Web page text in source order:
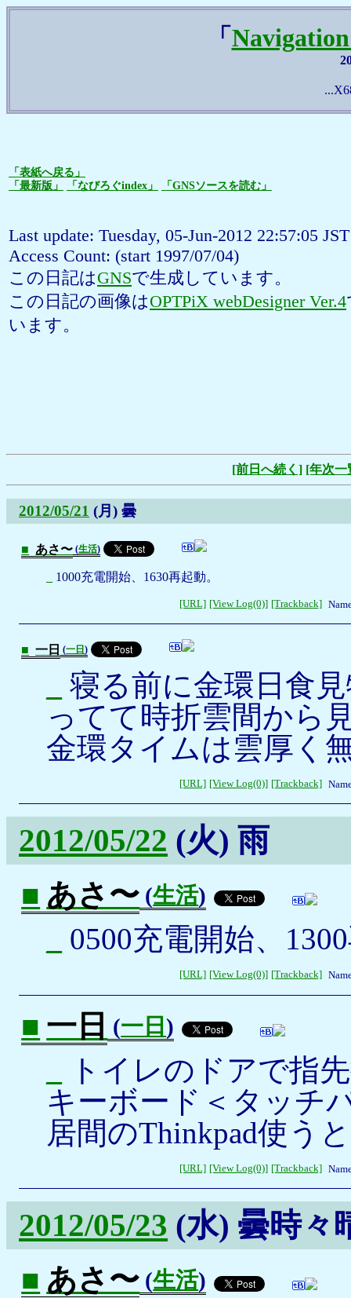
「
「表紙へ戻る」
「最新版」
「なびろぐindex」 「GNSソースを読む」
Last update: Tuesday, 05-Jun-2012 22:57:05 JST
Access Count: (start 1997/07/04)
この日記はGNSで生成しています。
この日記の画像はOPTPiX webDesigner Ver.4
います。
[前日へ続く] [年次一
2012/05/21 (月) 曇
■ あさ〜 (生活)
1000充電開始、1630再起動。
[URL] [View Log(0)] [Trackback]
■ 一日 (一日)
寝る前に金環日食
ってて時折雲間から
金環タイムは雲厚く
[URL] [View Log(0)] [Trackback]
2012/05/22 (火) 雨
■ あさ〜 (生活)
0500充電開始、
[URL] [View Log(0)] [Trackback]
■ 一日 (一日 )
トイレのドアで指
キーボード＜タッチ
居間のThinkpad使う
[URL] [View Log(0)] [Trackback]
2012/05/23 (水) 曇時々
■ あさ〜 (生活)